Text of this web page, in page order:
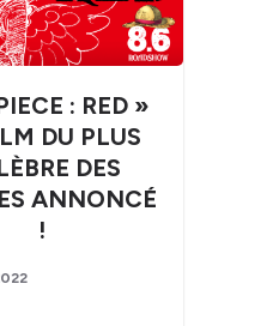
: RED »
DU PLUS
DES
ANNONCÉ
!